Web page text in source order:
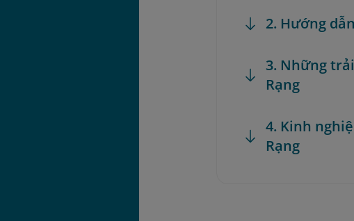
2. Hướng
3. Những
Rạng
4. Kinh
Rạng